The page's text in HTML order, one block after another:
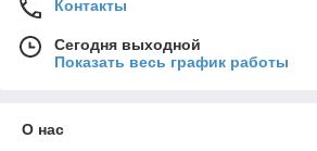
Контакты
Сегодня выходной
Показать весь график работы
О нас